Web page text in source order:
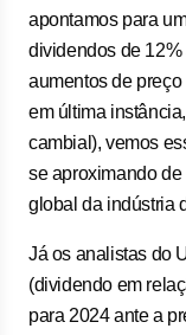
apontamos para
dividendos de 12%
aumentos de
em última
cambial), vemos
se aproximando
global da indústria
Já os analistas do
(dividendo em
para 2024 ante a